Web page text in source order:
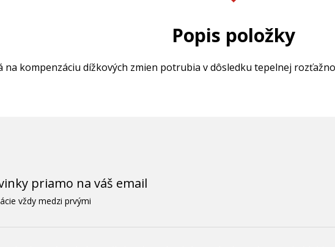
Popis položky
kompenzáciu dížkových zmien potrubia v dôsledku tepelnej
priamo na váš email
vždy medzi prvými